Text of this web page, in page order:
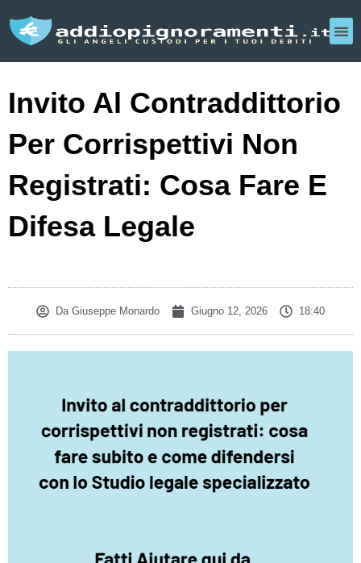
Invito Al Contraddittorio
Per Corrispettivi Non
Registrati: Cosa Fare E
Difesa Legale
DaGiuseppe Monardo Giugno 12, 2026 18:40